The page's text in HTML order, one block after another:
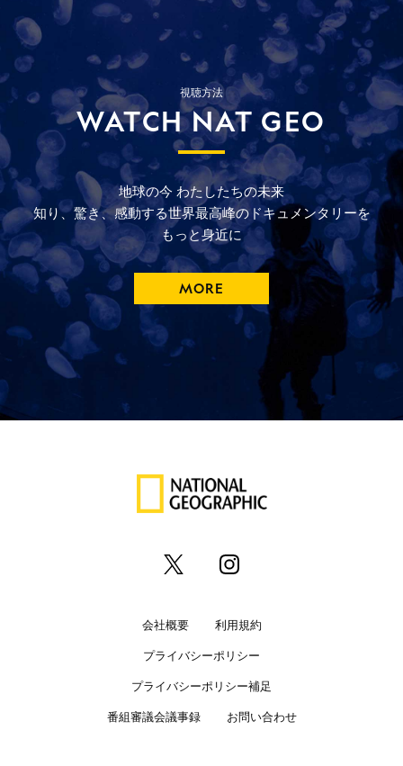
視聴方法
WATCH NAT GEO
地球の今 わたしたちの未来
知り、驚き、感動する世界最高峰のドキュメンタリーを
もっと身近に
MORE
会社概要 利用規約
プライバシーポリシー
プライバシーポリシー補足
番組審議会議事録 お問い合わせ